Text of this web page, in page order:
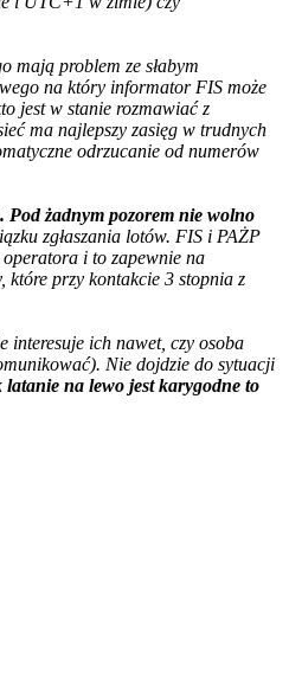
mają problem ze słabym
na który informator FIS może
jest w stanie rozmawiać z
ma najlepszy zasięg w trudnych
odrzucanie od numerów
Pod żadnym pozorem nie wolno
zgłaszania lotów. FIS i PAŻP
i to zapewnie na
które przy kontakcie 3 stopnia z
interesuje ich nawet, czy osoba
Nie dojdzie do sytuacji
na lewo jest karygodne to